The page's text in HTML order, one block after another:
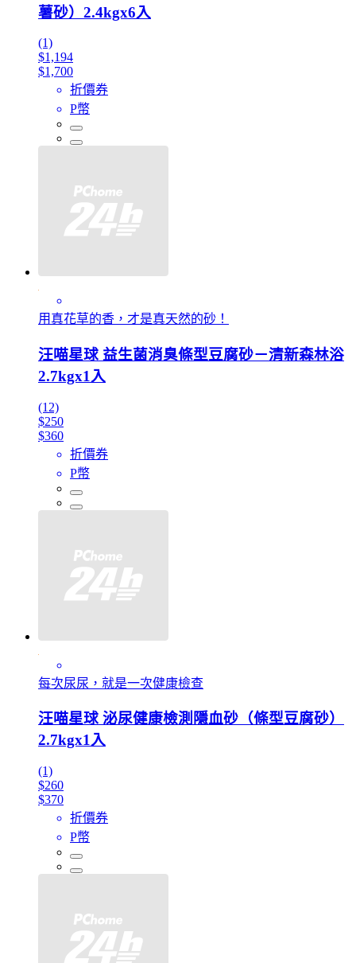
薯砂）2.4kgx6入
(1)
$1,194
$1,700
折價券
P幣
用真花草的香，才是真天然的砂！
汪喵星球 益生菌消臭條型豆腐砂－清新森林浴
2.7kgx1入
(12)
$250
$360
折價券
P幣
每次尿尿，就是一次健康檢查
汪喵星球 泌尿健康檢測隱血砂（條型豆腐砂）
2.7kgx1入
(1)
$260
$370
折價券
P幣